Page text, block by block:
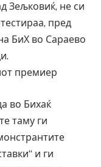
Зељковиќ, не си
пред
БиХ во Сараево
премиер
во Бихаќ
таму ги
и ги